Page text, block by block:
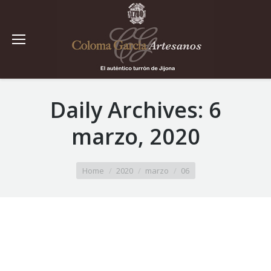
Daily Archives: 6
marzo, 2020
Home 2020 marzo 06